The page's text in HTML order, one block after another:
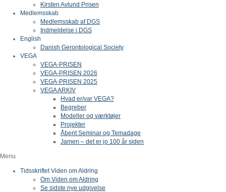
Kirsten Avlund Prisen
Medlemsskab
Medlemsskab af DGS
Indmeldelse i DGS
English
Danish Gerontological Society
VEGA
VEGA-PRISEN
VEGA-PRISEN 2026
VEGA-PRISEN 2025
VEGA ARKIV
Hvad er/var VEGA?
Begreber
Modeller og værktøjer
Projekter
Åbent Seminar og Temadage
Jamen – det er jo 100 år siden
Menu
Tidsskriftet Viden om Aldring
Om Viden om Aldring
Se sidste nye udgivelse